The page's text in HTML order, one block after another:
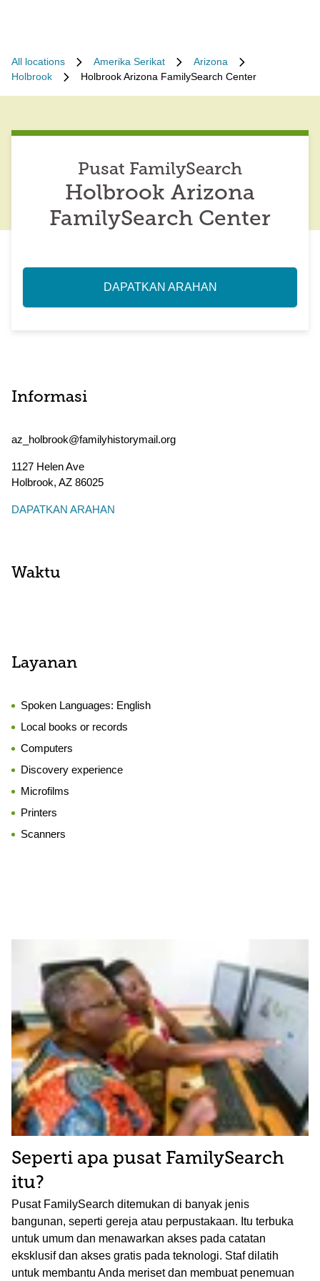
All locations Amerika Serikat
Arizona
Holbrook
Holbrook Arizona FamilySearch Center
Pusat FamilySearch
Holbrook Arizona
FamilySearch Center
DAPATKAN ARAHAN
Informasi
az_holbrook@familyhistorymail.org
1127 Helen Ave
Holbrook, AZ 86025
DAPATKAN ARAHAN
Waktu
Layanan
Spoken Languages: English
Local books or records
Computers
Discovery experience
Microfilms
Printers
Scanners
Seperti apa pusat FamilySearch
itu?
Pusat FamilySearch ditemukan di banyak jenis
bangunan, seperti gereja atau perpustakaan. Itu terbuka
untuk umum dan menawarkan akses pada catatan
eksklusif dan akses gratis pada teknologi. Staf dilatih
untuk membantu Anda meriset dan membuat penemuan